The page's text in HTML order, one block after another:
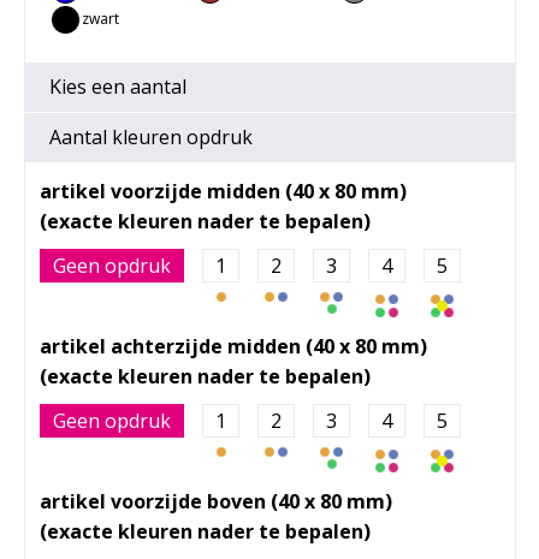
zwart
Kies een aantal
Aantal kleuren opdruk
artikel voorzijde midden (40 x 80 mm)
Geen opdruk 1 2 3 4 5
artikel achterzijde midden (40 x 80 mm)
Geen opdruk 1 2 3 4 5
artikel voorzijde boven (40 x 80 mm)